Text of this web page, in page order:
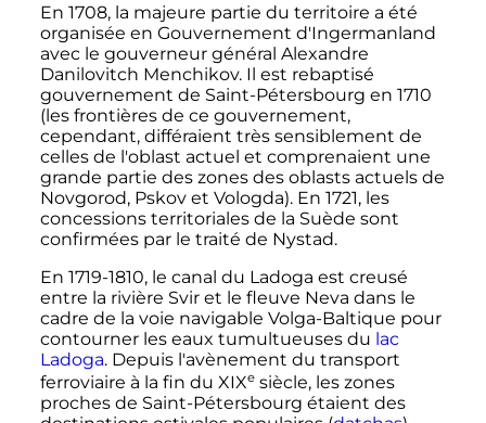
En 1708, la majeure partie du territoire a été
organisée en Gouvernement d'Ingermanland
avec le gouverneur général Alexandre
Danilovitch Menchikov. Il est rebaptisé
gouvernement de Saint-Pétersbourg en 1710
(les frontières de ce gouvernement,
cependant, différaient très sensiblement de
celles de l'oblast actuel et comprenaient une
grande partie des zones des oblasts actuels de
Novgorod, Pskov et Vologda). En 1721, les
concessions territoriales de la Suède sont
confirmées par le traité de Nystad.
En 1719-1810, le canal du Ladoga est creusé
entre la rivière Svir et le fleuve Neva dans le
cadre de la voie navigable Volga-Baltique pour
contourner les eaux tumultueuses du lac
Ladoga. Depuis l'avènement du transport
ferroviaire à la fin du XIXe siècle, les zones
proches de Saint-Pétersbourg étaient des